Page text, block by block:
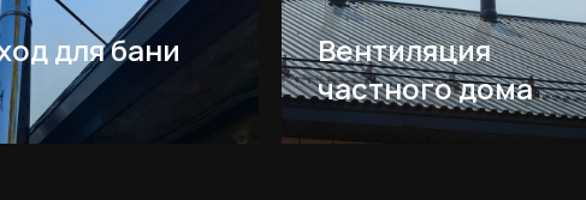
для бани
Вентиляция
частного дома
Покупателям
Услуги
О компании